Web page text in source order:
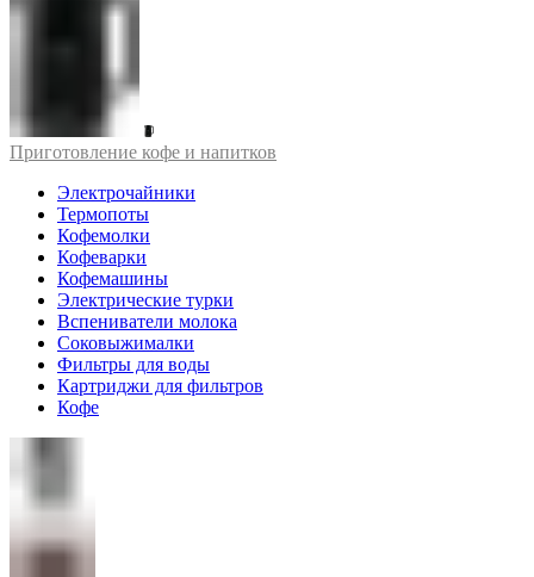
Приготовление кофе и напитков
Электрочайники
Термопоты
Кофемолки
Кофеварки
Кофемашины
Электрические турки
Вспениватели молока
Соковыжималки
Фильтры для воды
Картриджи для фильтров
Кофе